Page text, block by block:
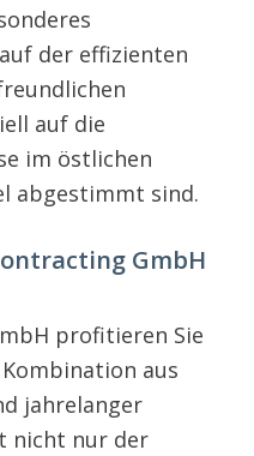
der effizienten
auf die
im östlichen
abgestimmt sind.
GmbH
profitieren Sie
aus
jahrelanger
nicht nur der